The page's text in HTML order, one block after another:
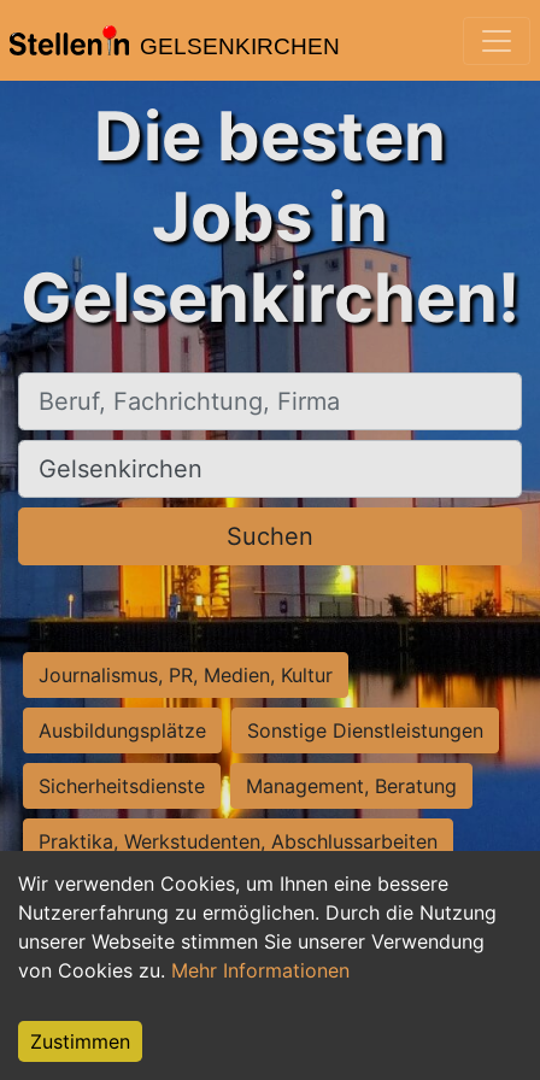
GELSENKIRCHEN
Wir verwenden Cookies, um Ihnen eine bessere
Nutzererfahrung zu ermöglichen. Durch die Nutzung
unserer Webseite stimmen Sie unserer Verwendung
von Cookies zu. Mehr Informationen
Zustimmen
Die besten
Jobs in
Gelsenkirchen!
Beruf, Fachrichtung, Firma
Ort, Stadt
Suchen
Journalismus, PR, Medien, Kultur
Ausbildungsplätze Sonstige Dienstleistungen
Sicherheitsdienste Management, Beratung
Praktika, Werkstudenten, Abschlussarbeiten
Personalwesen Assistenz, Sekretariat
Hilfskräfte, Aushilfs- und Nebenjobs
Weiterbildung, Studium, duale Ausbildung